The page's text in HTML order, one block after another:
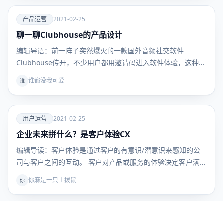
爱
产品运
产品运营 2021-02-25
聊一聊Clubhouse的产品设计
编辑导语：前一阵子突然爆火的一款国外音频社交软件
Clubhouse传开，不少用户都用邀请码进入软件体验，这种
谁 谁都没我可爱
爱
用户运
用户运营 2021-02-25
企业未来拼什么？是客户体验CX
编辑导读：客户体验是通过客户的有意识/潜意识来感知的公
司与客户之间的互动。 客户对产品或服务的体验决定客户满
你 你麻是一只土拨鼠